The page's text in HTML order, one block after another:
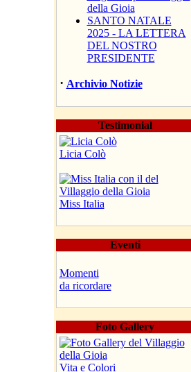
della Gioia
SANTO NATALE
2025 - LA LETTERA
DEL NOSTRO
PRESIDENTE
· Archivio Notizie
Testimonial
Licia Colò
Miss Italia
Eventi
Momenti
da ricordare
Foto Gallery
Vita e Colori